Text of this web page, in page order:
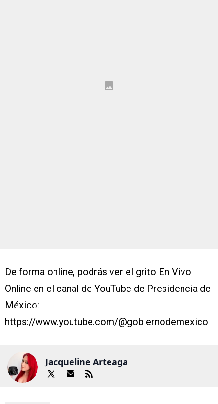
De forma online, podrás ver el grito En Vivo
Online en el canal de YouTube de Presidencia de
México:
https://www.youtube.com/@gobiernodemexico
Jacqueline Arteaga